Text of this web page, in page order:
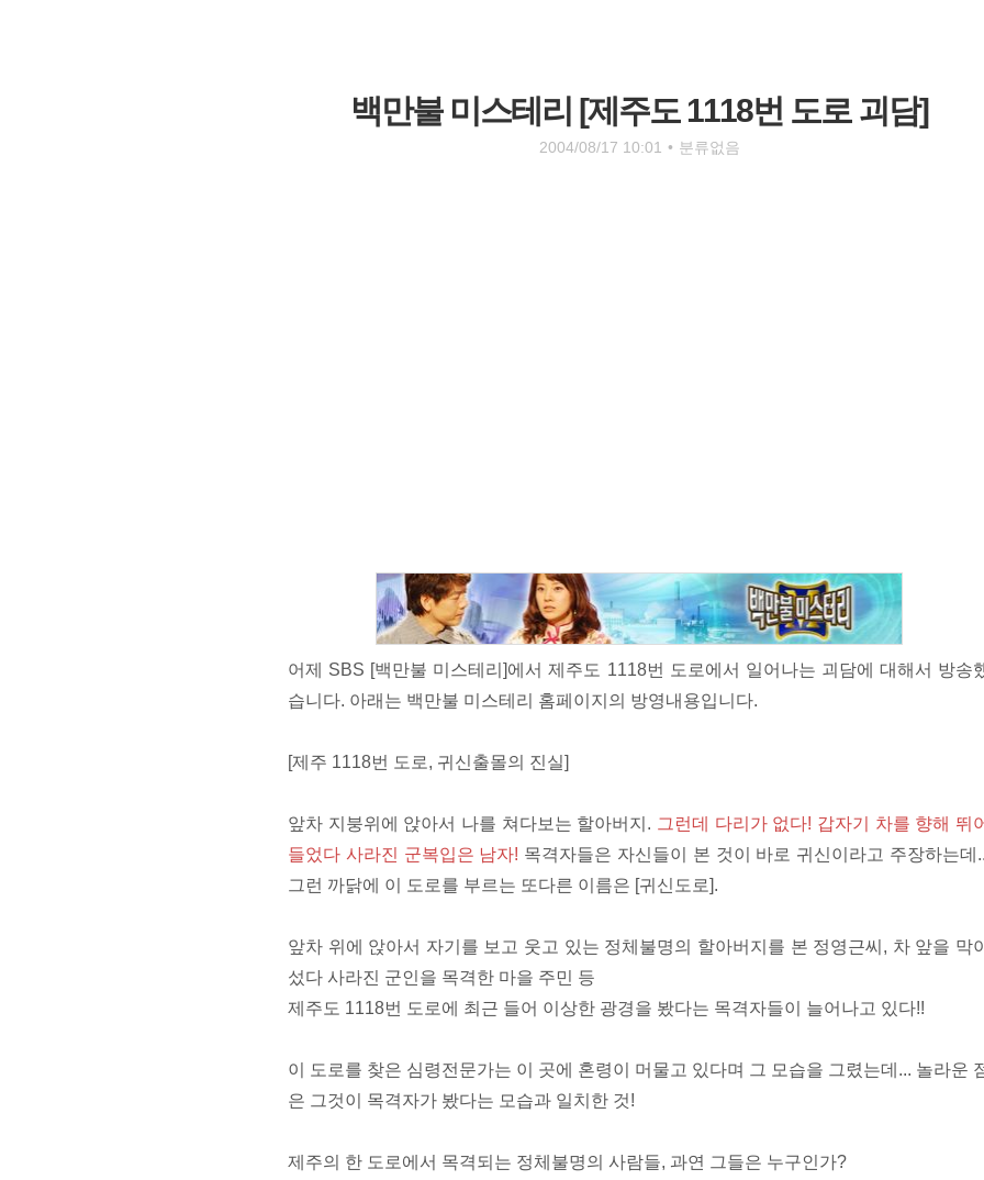
백만불 미스테리 [제주도 1118번 도로 괴담]
2004/08/17 10:01 • 분류없음
어제 SBS [백만불 미스테리]에서 제주도 1118번 도로에서 일어나는 괴담에 대해서 방송
습니다. 아래는 백만불 미스테리 홈페이지의 방영내용입니다.
[제주 1118번 도로, 귀신출몰의 진실]
앞차 지붕위에 앉아서 나를 쳐다보는 할아버지. 그런데 다리가 없다! 갑자기 차를 향해 뛰
들었다 사라진 군복입은 남자! 목격자들은 자신들이 본 것이 바로 귀신이라고 주장하는데
그런 까닭에 이 도로를 부르는 또다른 이름은 [귀신도로].
앞차 위에 앉아서 자기를 보고 웃고 있는 정체불명의 할아버지를 본 정영근씨, 차 앞을 막
섰다 사라진 군인을 목격한 마을 주민 등
제주도 1118번 도로에 최근 들어 이상한 광경을 봤다는 목격자들이 늘어나고 있다!!
이 도로를 찾은 심령전문가는 이 곳에 혼령이 머물고 있다며 그 모습을 그렸는데... 놀라운
은 그것이 목격자가 봤다는 모습과 일치한 것!
제주의 한 도로에서 목격되는 정체불명의 사람들, 과연 그들은 누구인가?